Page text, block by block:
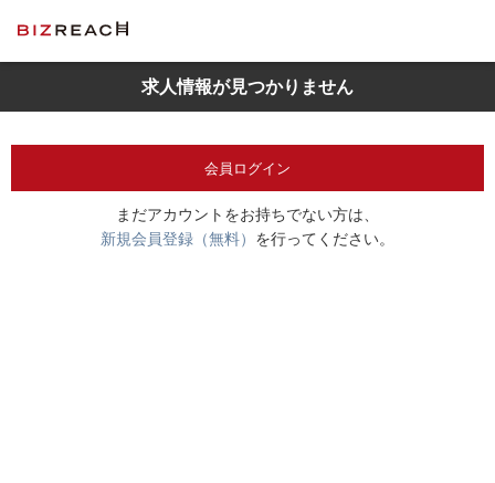
求人情報が見つかりません
会員ログイン
まだアカウントをお持ちでない方は、
新規会員登録（無料） を行ってください。